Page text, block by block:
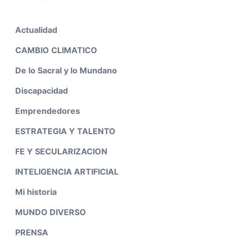
Actualidad
CAMBIO CLIMATICO
De lo Sacral y lo Mundano
Discapacidad
Emprendedores
ESTRATEGIA Y TALENTO
FE Y SECULARIZACION
INTELIGENCIA ARTIFICIAL
Mi historia
MUNDO DIVERSO
PRENSA